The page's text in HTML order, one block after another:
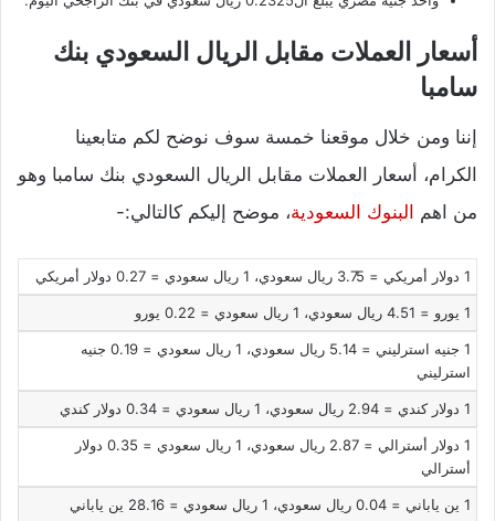
أسعار العملات مقابل الريال السعودي بنك
سامبا
إننا ومن خلال موقعنا خمسة سوف نوضح لكم متابعينا
الكرام، أسعار العملات مقابل الريال السعودي بنك سامبا وهو
من اهم البنوك السعودية، موضح إليكم كالتالي:-
1 دولار أمريكي = 3.75 ريال سعودي، 1 ريال سعودي = 0.27 دولار أمريكي
1 يورو = 4.51 ريال سعودي، 1 ريال سعودي = 0.22 يورو
1 جنيه استرليني = 5.14 ريال سعودي،
1 ريال سعودي = 0.19 جنيه
استرليني
1 دولار كندي = 2.94 ريال سعودي، 1 ريال سعودي = 0.34 دولار كندي
1 دولار أسترالي = 2.87 ريال سعودي،
1 ريال سعودي = 0.35 دولار
أسترالي
1 ين ياباني = 0.04 ريال سعودي، 1 ريال سعودي = 28.16 ين ياباني